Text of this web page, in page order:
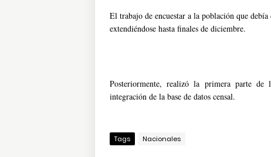
El trabajo de encuestar a la población que
extendiéndose hasta finales de diciembre.
Posteriormente, realizó la primera parte
integración de la base de datos censal.
Tags Nacionales